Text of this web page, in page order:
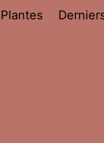
Plantes